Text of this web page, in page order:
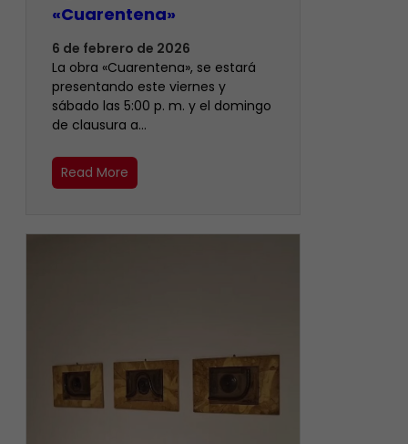
«Cuarentena»
6 de febrero de 2026
La obra «Cuarentena», se estará
presentando este viernes y
sábado las 5:00 p. m. y el domingo
de clausura a…
Read More